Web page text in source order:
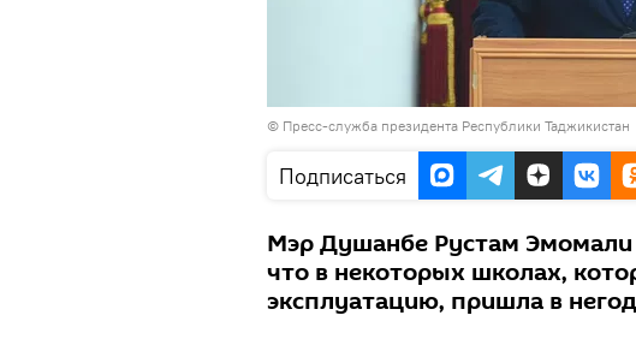
© Пресс-служба президента Республики Таджикистан
Подписаться
Мэр Душанбе Рустам Эмомали
что в некоторых школах,
эксплуатацию, пришла в